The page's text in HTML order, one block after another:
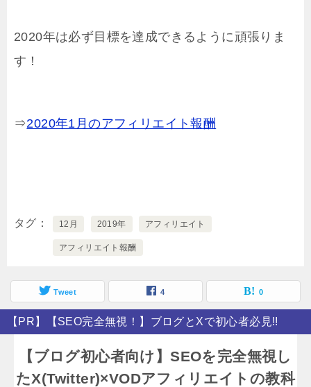
2020年は必ず目標を達成できるように頑張りま
す！
⇒2020年1月のアフィリエイト報酬
タグ 12月 2019年 アフィリエイト
アフィリエイト報酬
Tweet 4 0
【PR】【SEO完全無視！】ブログとXで初心者必見!!
【ブログ初心者向け】SEOを完全無視し
たX(Twitter)×VODアフィリエイトの教科